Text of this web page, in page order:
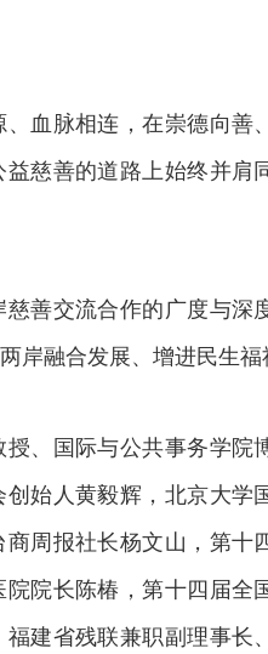
脉相连，在崇德向善
慈善的道路上始终并肩
交流合作的广度与深
岸融合发展、增进民生福
国际与公共事务学院
始人黄毅辉，北京大学
周报社长杨文山，第十
院长陈椿，第十四届全
建省残联兼职副理事长